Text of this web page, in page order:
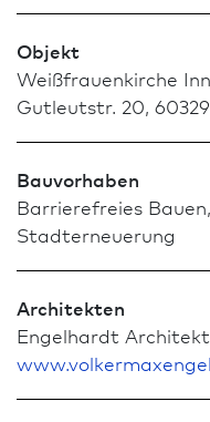
Objekt
Weißfrauenkirche
Gutleutstr. 20,
Bauvorhaben
Barrierefreies
Stadterneuerung
Architekten
Engelhardt